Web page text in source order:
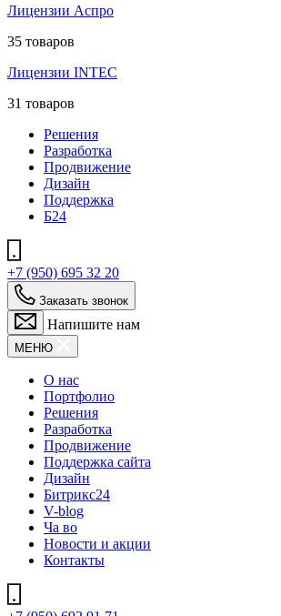
Лицензии Аспро
35 товаров
Лицензии INTEC
31 товаров
Решения
Разработка
Продвижение
Дизайн
Поддержка
Б24
+7 (950) 695 32 20
Заказать звонок
Напишите нам
МЕНЮ
О нас
Портфолио
Решения
Разработка
Продвижение
Поддержка сайта
Дизайн
Битрикс24
V-blog
Ча во
Новости и акции
Контакты